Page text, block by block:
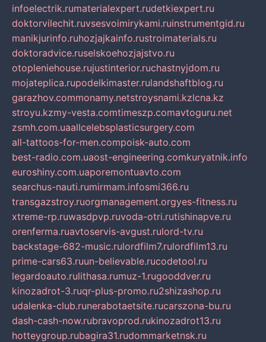
infoelectrik.rumaterialexpert.rudetkiexpert.ru
doktorvilechit.ruvsesvoimirykami.ruinstrumentgid.ru
manikjurinfo.ruhozjajkainfo.rustroimaterials.ru
doktoradvice.ruselskoehozjajstvo.ru
otopleniehouse.rujustinterior.ruchastnyjdom.ru
mojateplica.rupodelkimaster.rulandshaftblog.ru
garazhov.commonamy.netstroysnami.kzlcna.kz
stroyu.kzmy-vesta.comtimeszp.comavtoguru.net
zsmh.com.uaallcelebsplasticsurgery.com
all-tattoos-for-men.compoisk-auto.com
best-radio.com.uaost-engineering.comkuryatnik.info
euroshiny.com.uaporemontuavto.com
searchus-nauti.rumirmam.infosmi366.ru
transgazstroy.ruorgmanagement.orgyes-fitness.ru
xtreme-rp.ruwasdpvp.ruvoda-otri.rutishinapve.ru
orenferma.ruavtoservis-avgust.rulord-tv.ru
backstage-682-music.rulordfilm7.rulordfilm13.ru
prime-cars63.ruun-believable.rucodetool.ru
legardoauto.rulithasa.rumuz-1.rugooddver.ru
kinozadrot-3.ruqr-plus-promo.ru2shizashop.ru
udalenka-club.runerabotaetsite.rucarszona-bu.ru
dash-cash-now.rubravoprod.rukinozadrot13.ru
hotteygroup.rubagira31.rudommarketnsk.ru